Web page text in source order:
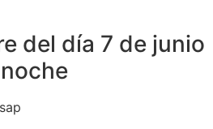
del día 7 de junio